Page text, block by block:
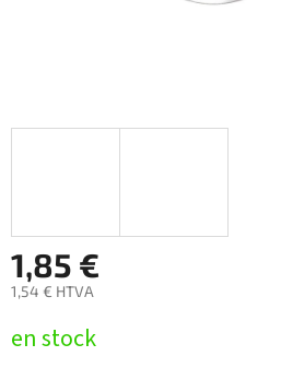
1,85 €
1,54 € HTVA
de
en stock